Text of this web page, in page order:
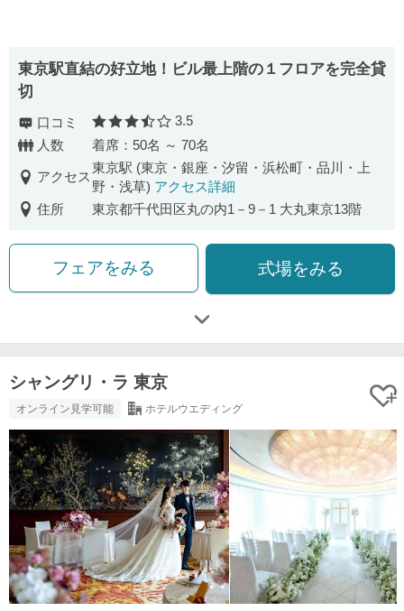
東京駅直結の好立地！ビル最上階の１フロアを完全貸
切
口コミ 口コミ評価
3.5
人数
着席：50名 ～ 70名
アクセス
東京駅 (東京・銀座・汐留・浜松町・品川・上
野・浅草) アクセス詳細
住所
東京都千代田区丸の内1－9－1 大丸東京13階
フェアをみる 式場をみる
シャングリ・ラ 東京
オンライン見学可能 ホテルウエディング